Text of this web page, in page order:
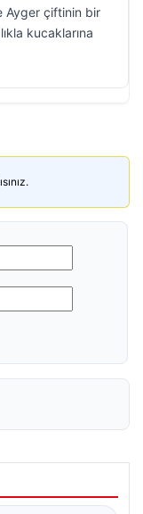
Ayger çiftinin bir
kucaklarına